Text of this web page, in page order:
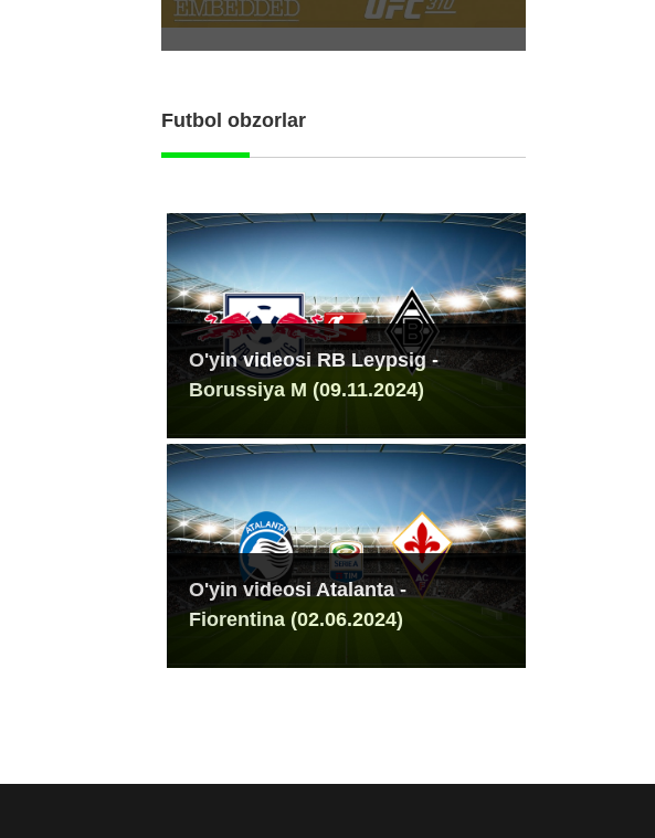
Futbol obzorlar
O'yin videosi RB Leypsig -
Borussiya M (09.11.2024)
O'yin videosi Atalanta -
Fiorentina (02.06.2024)